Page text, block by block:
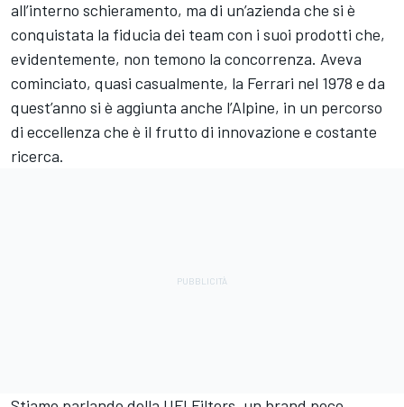
all’interno schieramento, ma di un’azienda che si è
conquistata la fiducia dei team con i suoi prodotti che,
evidentemente, non temono la concorrenza. Aveva
cominciato, quasi casualmente, la Ferrari nel 1978 e da
quest’anno si è aggiunta anche l’Alpine, in un percorso
di eccellenza che è il frutto di innovazione e costante
ricerca.